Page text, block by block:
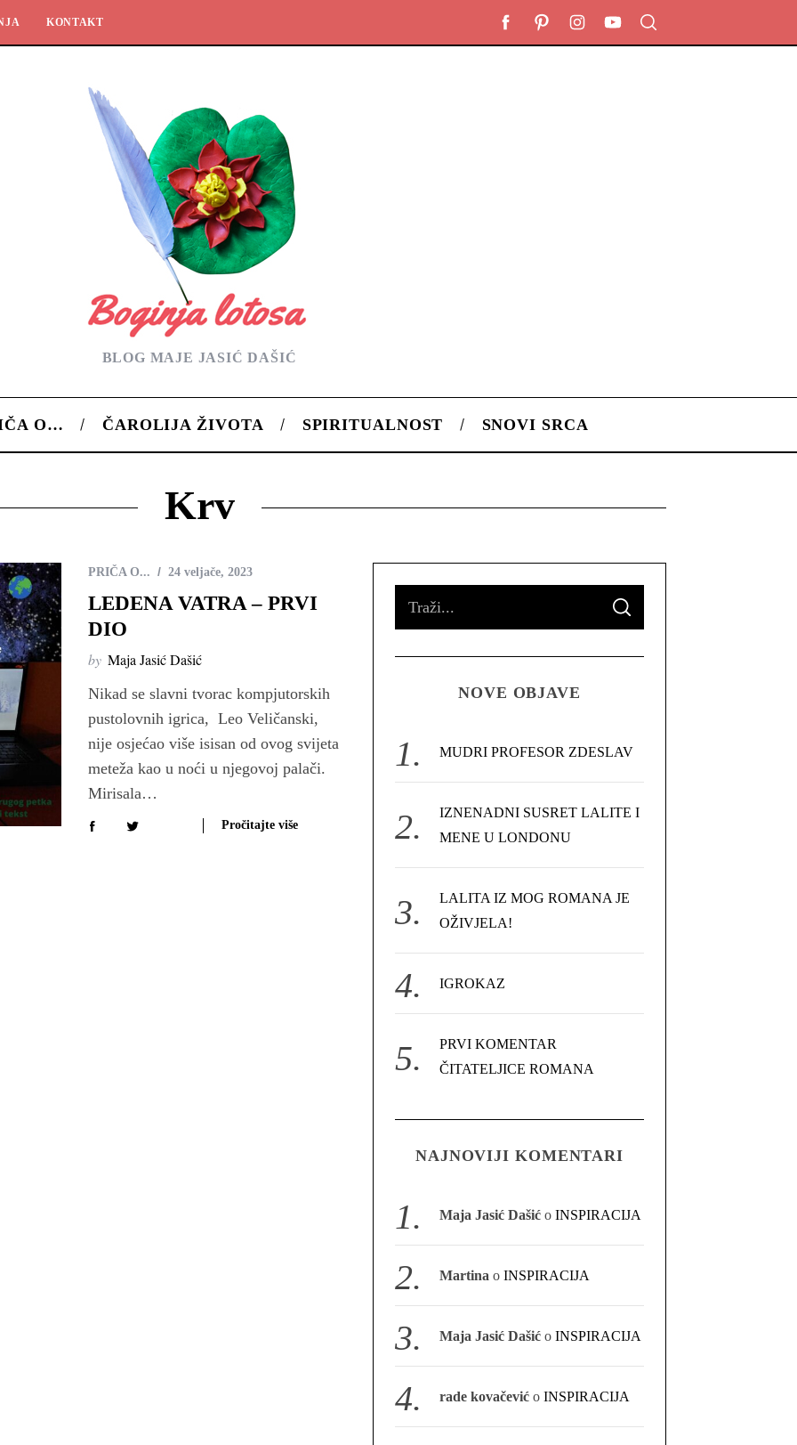
KONTAKT
BLOG MAJE JASIĆ DAŠIĆ
O… ČAROLIJA ŽIVOTA SPIRITUALNOST SNOVI SRCA
Krv
PRIČA O... 24 veljače, 2023
LEDENA VATRA – PRVI
DIO
by Maja Jasić Dašić
Nikad se slavni tvorac kompjutorskih
pustolovnih igrica, Leo Veličanski,
nije osjećao više isisan od ovog svijeta
meteža kao u noći u njegovoj palači.
Mirisala…
Pročitajte više
o
S
A
C
NOVE OBJAVE
MUDRI PROFESOR ZDESLAV
IZNENADNI SUSRET LALITE I
MENE U LONDONU
LALITA IZ MOG ROMANA JE
OŽIVJELA!
IGROKAZ
PRVI KOMENTAR
ČITATELJICE ROMANA
NAJNOVIJI KOMENTARI
Maja Jasić Dašić oINSPIRACIJA
Martina oINSPIRACIJA
Maja Jasić Dašić oINSPIRACIJA
rade kovačević oINSPIRACIJA